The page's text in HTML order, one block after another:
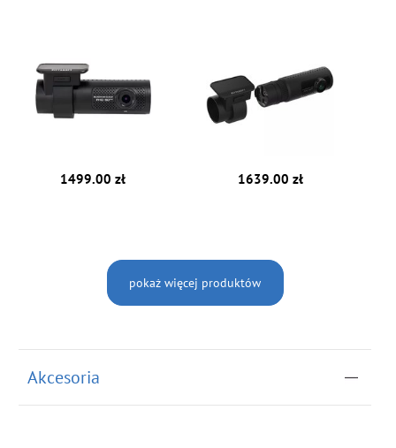
1499.00 zł 1639.00 zł
pokaż więcej produktów
Akcesoria